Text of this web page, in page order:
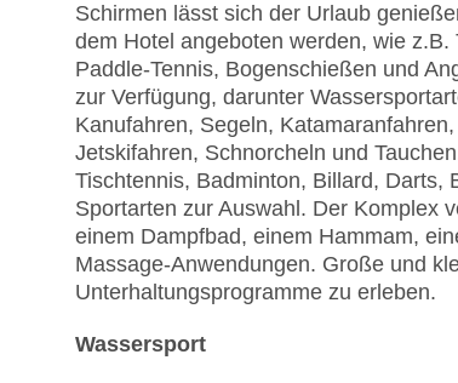
Schirmen lässt sich der Urlaub
dem Hotel angeboten werden, wie
Paddle-Tennis, Bogenschießen und
zur Verfügung, darunter
Kanufahren, Segeln,
Jetskifahren, Schnorcheln und
Tischtennis, Badminton, Billard, Darts,
Sportarten zur Auswahl. Der Komplex
einem Dampfbad, einem Hammam,
Massage-Anwendungen. Große und
Unterhaltungsprogramme zu erleben.
Wassersport